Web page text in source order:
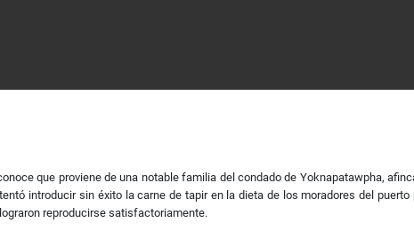
que proviene de una notable familia del condado de Yoknapatawpha,
introducir sin éxito la carne de tapir en la dieta de los moradores del
reproducirse satisfactoriamente.